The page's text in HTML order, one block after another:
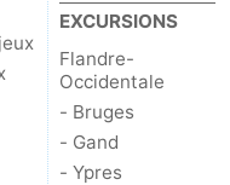
EXCURSIONS
Flandre-
Occidentale
- Bruges
- Gand
- Ypres